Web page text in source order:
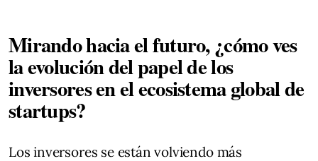
Mirando hacia el futuro, ¿cómo ves
la evolución del papel de los
inversores en el ecosistema global de
startups?
Los inversores se están volviendo más